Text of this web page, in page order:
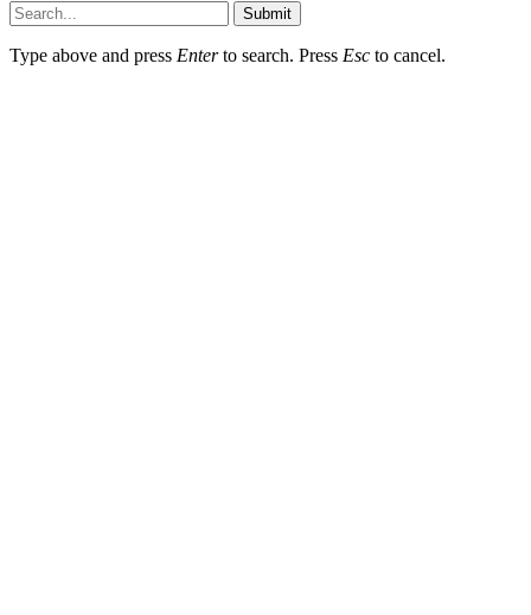
Submit
Type above and press Enterto search. Press Esc to cancel.